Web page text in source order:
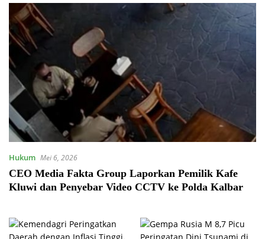
Hukum Mei 6, 2026
CEO Media Fakta Group Laporkan Pemilik Kafe
Kluwi dan Penyebar Video CCTV ke Polda Kalbar